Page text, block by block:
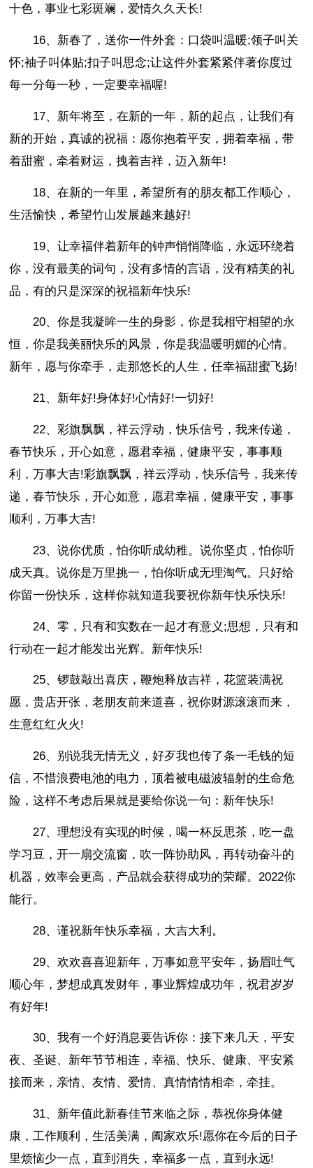
十色，事业七彩斑斓，爱情久久天长!
16、新春了，送你一件外套：口袋叫温暖;领子叫关
怀;袖子叫体贴;扣子叫思念;让这件外套紧紧伴著你度过
每一分每一秒，一定要幸福喔!
17、新年将至，在新的一年，新的起点，让我们有
新的开始，真诚的祝福：愿你抱着平安，拥着幸福，带
着甜蜜，牵着财运，拽着吉祥，迈入新年!
18、在新的一年里，希望所有的朋友都工作顺心，
生活愉快，希望竹山发展越来越好!
19、让幸福伴着新年的钟声悄悄降临，永远环绕着
你，没有最美的词句，没有多情的言语，没有精美的礼
品，有的只是深深的祝福新年快乐!
20、你是我凝眸一生的身影，你是我相守相望的永
恒，你是我美丽快乐的风景，你是我温暖明媚的心情。
新年，愿与你牵手，走那悠长的人生，任幸福甜蜜飞扬!
21、新年好!身体好!心情好!一切好!
22、彩旗飘飘，祥云浮动，快乐信号，我来传递，
春节快乐，开心如意，愿君幸福，健康平安，事事顺
利，万事大吉!彩旗飘飘，祥云浮动，快乐信号，我来传
递，春节快乐，开心如意，愿君幸福，健康平安，事事
顺利，万事大吉!
23、说你优质，怕你听成幼稚。说你坚贞，怕你听
成天真。说你是万里挑一，怕你听成无理淘气。只好给
你留一份快乐，这样你就知道我要祝你新年快乐快乐!
24、零，只有和实数在一起才有意义;思想，只有和
行动在一起才能发出光辉。新年快乐!
25、锣鼓敲出喜庆，鞭炮释放吉祥，花篮装满祝
愿，贵店开张，老朋友前来道喜，祝你财源滚滚而来，
生意红红火火!
26、别说我无情无义，好歹我也传了条一毛钱的短
信，不惜浪费电池的电力，顶着被电磁波辐射的生命危
险，这样不考虑后果就是要给你说一句：新年快乐!
27、理想没有实现的时候，喝一杯反思茶，吃一盘
学习豆，开一扇交流窗，吹一阵协助风，再转动奋斗的
机器，效率会更高，产品就会获得成功的荣耀。2022你
能行。
28、谨祝新年快乐幸福，大吉大利。
29、欢欢喜喜迎新年，万事如意平安年，扬眉吐气
顺心年，梦想成真发财年，事业辉煌成功年，祝君岁岁
有好年!
30、我有一个好消息要告诉你：接下来几天，平安
夜、圣诞、新年节节相连，幸福、快乐、健康、平安紧
接而来，亲情、友情、爱情、真情情情相牵，牵挂。
31、新年值此新春佳节来临之际，恭祝你身体健
康，工作顺利，生活美满，阖家欢乐!愿你在今后的日子
里烦恼少一点，直到消失，幸福多一点，直到永远!